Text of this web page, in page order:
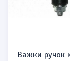
Важки ручок